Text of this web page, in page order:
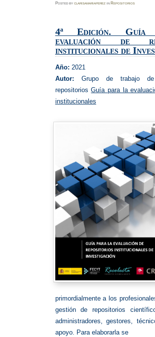
Postedbyclarisamariaperez in Repositorios
4ª Edición.
evaluación de
institucionales de
Año: 2021
Autor: Grupo de trabajo de
repositoriosGuía para la
institucionales
primordialmente a los
gestión de repositorios
administradores, gestores,
apoyo. Para elaborarla se